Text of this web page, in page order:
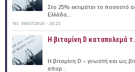
Στο 25% εκτιμάται το ποσοστό
Ελλάδα,...
Τετ, 06/07/2016 - 20:21
Η βιταμίνη D καταπολεμά
Η βιταμίνη D – γνωστή και ως
απαρ...